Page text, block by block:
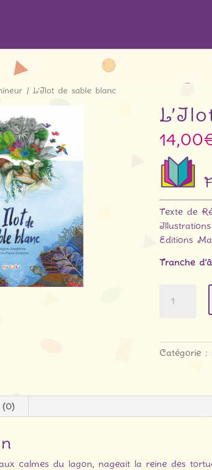
/ L’Ilot de sable blanc
14,00
Texte de
Editions
Tranche
Catégorie :
(0)
calmes du lagon, nageait la reine des